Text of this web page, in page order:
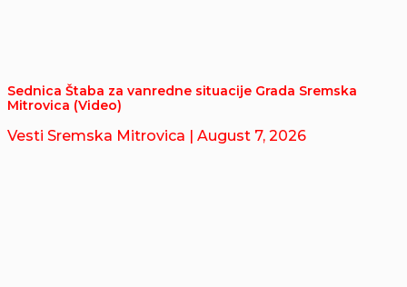
Sednica Štaba za vanredne situacije Grada Sremska
Mitrovica (Video)
Vesti Sremska Mitrovica | August 7, 2026